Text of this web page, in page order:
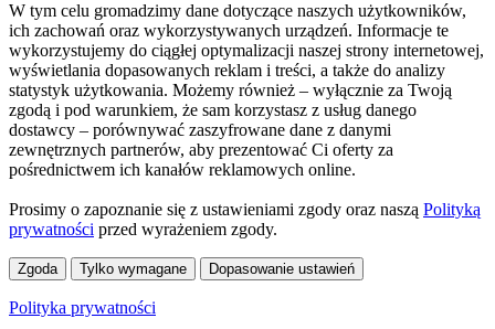
W tym celu gromadzimy dane dotyczące naszych użytkowników,
ich zachowań oraz wykorzystywanych urządzeń. Informacje te
wykorzystujemy do ciągłej optymalizacji naszej strony internetowej,
wyświetlania dopasowanych reklam i treści, a także do analizy
statystyk użytkowania. Możemy również – wyłącznie za Twoją
zgodą i pod warunkiem, że sam korzystasz z usług danego
dostawcy – porównywać zaszyfrowane dane z danymi
zewnętrznych partnerów, aby prezentować Ci oferty za
pośrednictwem ich kanałów reklamowych online.
Prosimy o zapoznanie się z ustawieniami zgody oraz naszą Polityką
prywatności przed wyrażeniem zgody.
Zgoda Tylko wymagane Dopasowanie ustawień
Polityka prywatności